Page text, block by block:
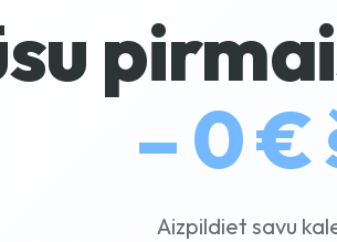
– 0 €
Aizpildiet savu